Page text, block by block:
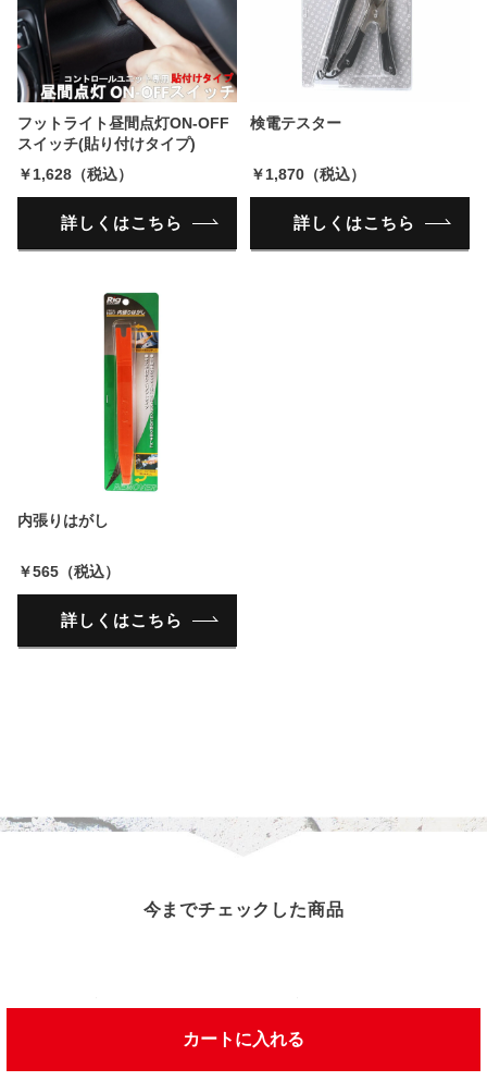
カートに入れる
フットライト昼間点灯ON-OFF
スイッチ(貼り付けタイプ)
￥1,628（税込）
詳しくはこちら
検電テスター
￥1,870（税込）
詳しくはこちら
内張りはがし
￥565（税込）
詳しくはこちら
今までチェックした商品
この商品を見た人は、こんな商品を見ています